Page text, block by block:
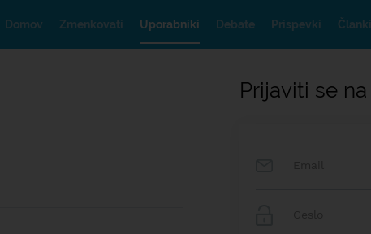
Domov Zmenkovati Uporabniki Debate Prispevki Članki
Prijaviti se na